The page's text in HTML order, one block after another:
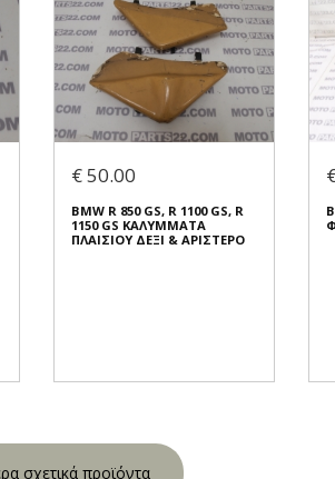
€ 50.00
BMW R 850 GS, R 1100 GS, R
1150 GS ΚΑΛΥΜΜΑΤΑ
ΠΛΑΙΣΙΟΥ ΔΕΞΙ & ΑΡΙΣΤΕΡΟ
σχετικά προϊόντα